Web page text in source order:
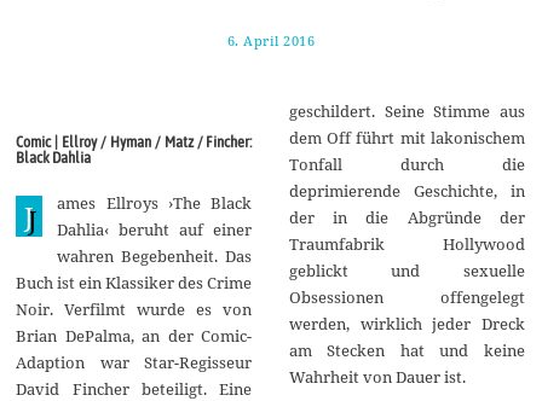
6. April 2016
u
i
2
0
1
Comic | Ellroy / Hyman / Matz / Fincher:
Black Dahlia
J
ames Ellroys ›The Black
Dahlia‹ beruht auf einer
wahren Begebenheit. Das
Buch ist ein Klassiker des Crime
Noir. Verfilmt wurde es von
Brian DePalma, an der Comic-
Adaption war Star-Regisseur
David Fincher beteiligt. Eine
geschildert. Seine Stimme aus
dem Off führt mit lakonischem
Tonfall durch die
deprimierende Geschichte, in
der in die Abgründe der
Traumfabrik Hollywood
geblickt und sexuelle
Obsessionen offengelegt
werden, wirklich jeder Dreck
am Stecken hat und keine
Wahrheit von Dauer ist.